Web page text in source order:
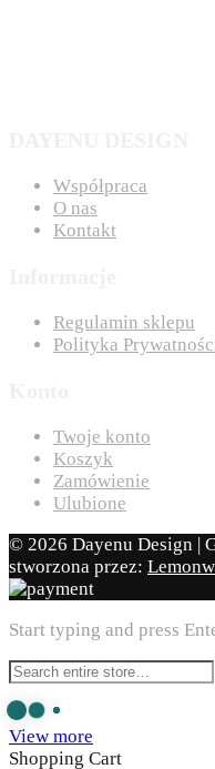
Współpraca
O nas
Kontakt
Regulamin sklepu
Polityka
Twoje konto
Koszyk
Zamówienie
Ulubione
© 2026 Dayenu Design |
stworzona przez:
Start typing and press
View more
Shopping Cart